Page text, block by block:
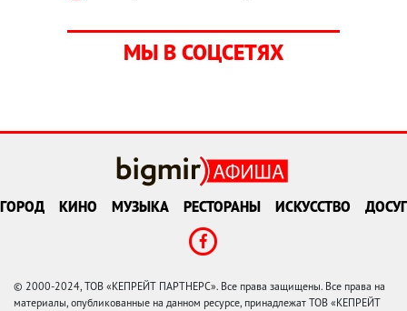
МЫ В СОЦСЕТЯХ
ГОРОД КИНО МУЗЫКА РЕСТОРАНЫ ИСКУССТВО ДОСУГ
© 2000-2024, ТОВ «КЕПРЕЙТ ПАРТНЕРС». Все права защищены. Все права на
материалы, опубликованные на данном ресурсе, принадлежат ТОВ «КЕПРЕЙТ